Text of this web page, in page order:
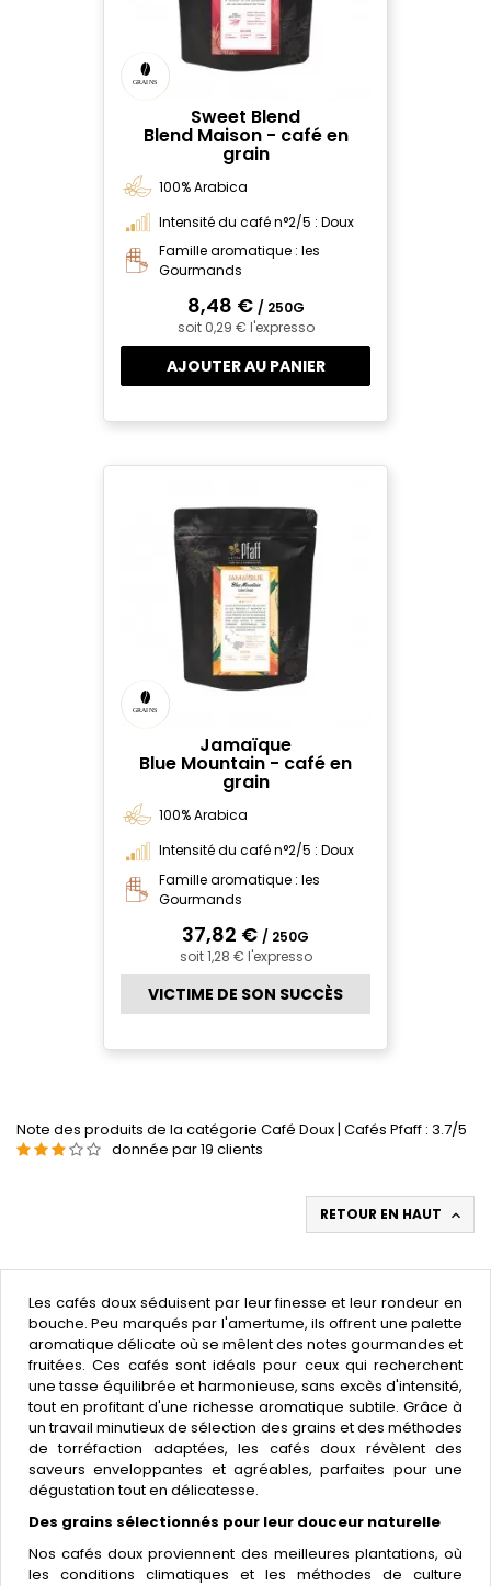
Sweet Blend
Blend Maison - café en
grain
100% Arabica
Intensité du café n°2/5 : Doux
Famille aromatique : les
Gourmands
8,48 € / 250G
soit 0,29 € l'expresso
AJOUTER AU PANIER
Jamaïque
Blue Mountain - café en
grain
100% Arabica
Intensité du café n°2/5 : Doux
Famille aromatique : les
Gourmands
37,82 € / 250G
soit 1,28 € l'expresso
VICTIME DE SON SUCCÈS
Note des produits de la catégorie Café Doux | Cafés Pfaff : 3.7/5
donnée par 19 clients
RETOUR EN HAUT 
Les cafés doux séduisent par leur finesse et leur rondeur en
bouche. Peu marqués par l'amertume, ils offrent une palette
aromatique délicate où se mêlent des notes gourmandes et
fruitées. Ces cafés sont idéals pour ceux qui recherchent
une tasse équilibrée et harmonieuse, sans excès d'intensité,
tout en profitant d'une richesse aromatique subtile. Grâce à
un travail minutieux de sélection des grains et des méthodes
de torréfaction adaptées, les cafés doux révèlent des
saveurs enveloppantes et agréables, parfaites pour une
dégustation tout en délicatesse.
Des grains sélectionnés pour leur douceur naturelle
Nos cafés doux proviennent des meilleures plantations, où
les conditions climatiques et les méthodes de culture